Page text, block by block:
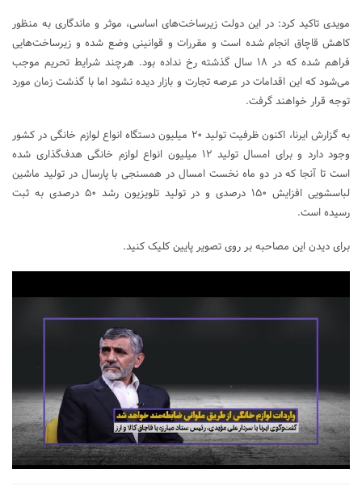
مویدی تاکید کرد: در این دولت زیرساخت‌های اساسی، موثر و ماندگاری به منظور
کاهش قاچاق انجام شده است و مقررات و قوانینی وضع شده و زیرساخت‌هایی
فراهم شده که در ۱۸ سال گذشته رخ نداده بود. هرچند شرایط تحریم موجب
می‌شود که این اقدامات در عرصه تجارت و بازار دیده نشود اما با گذشت زمان مورد
توجه قرار خواهند گرفت.
به گزارش ایرنا، اکنون ظرفیت تولید ۲۰ میلیون دستگاه انواع لوازم خانگی در کشور
وجود دارد و برای امسال تولید ۱۲ میلیون انواع لوازم خانگی هدف‌گذاری شده
است تا آنجا که در دو ماه نخست امسال در همسنجی با پارسال در تولید ماشین
لباسشویی افزایش ۱۵۰ درصدی و در تولید تلویزیون رشد ۵۰ درصدی به ثبت
رسیده است.
برای دیدن این مصاحبه بر روی تصویر پایین کلیک کنید.